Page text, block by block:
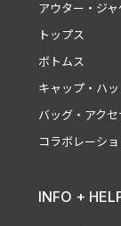
アウター・ジャ
トップス
ボトムス
キャップ・ハッ
バッグ・アク
コラボレーショ
INFO +